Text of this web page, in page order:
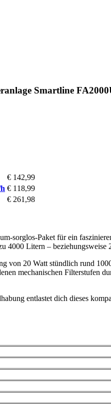
Smartline
€ 142,99
€ 118,99
€ 261,98
sorglos-Paket für ein
4000 Litern –
von 20 Watt stündlich rund
mechanischen
entlastet dich dieses